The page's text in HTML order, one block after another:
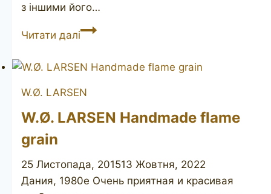
з іншими його…
Читати даліW.Ø.
Handmade
Knudsen)
W.Ø. LARSEN
W.Ø. LARSEN Handmade flame
grain
25 Листопада, 201513 Жовтня, 2022
Дания, 1980е Очень приятная и красивая